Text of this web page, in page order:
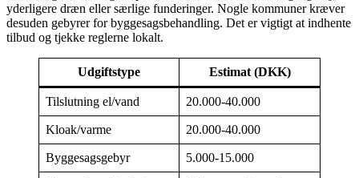
yderligere dræn eller særlige funderinger. Nogle kommuner kræver
desuden gebyrer for byggesagsbehandling. Det er vigtigt at indhente
tilbud og tjekke reglerne lokalt.
Udgiftstype Estimat (DKK)
Tilslutning el/vand 20.000-40.000
Kloak/varme 20.000-40.000
Byggesagsgebyr 5.000-15.000